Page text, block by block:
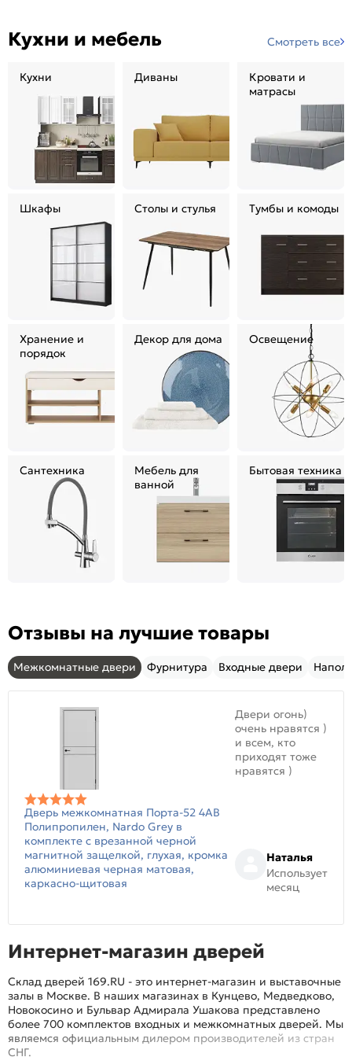
Кухни и мебель Смотреть все
Кухни Диваны
Кровати и
матрасы
Шкафы Столы и стулья Тумбы и комоды
Хранение и
порядок
Декор для дома Освещение
Сантехника
Мебель для
ванной
Бытовая техника
Отзывы на лучшие товары
Межкомнатные двери Фурнитура Входные двери
Дверь межкомнатная Порта-52 4AB
Полипропилен, Nardo Grey в
комплекте с врезанной черной
магнитной защелкой, глухая, кромка
алюминиевая черная матовая,
каркасно-щитовая
Двери огонь)
очень нравятся )
и всем, кто
приходят тоже
нравятся )
Наталья
Использует
месяц
Интернет-магазин дверей
Склад дверей 169.RU - это интернет-магазин и выставочные
залы в Москве. В наших магазинах в Кунцево, Медведково,
Новокосино и Бульвар Адмирала Ушакова представлено
более 700 комплектов входных и межкомнатных дверей. Мы
являемся официальным дилером производителей из стран
СНГ.